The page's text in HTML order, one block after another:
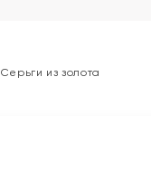
Серьги из золота